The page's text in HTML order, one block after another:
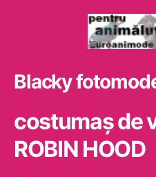
Blacky
costumaş de
ROBIN HOOD